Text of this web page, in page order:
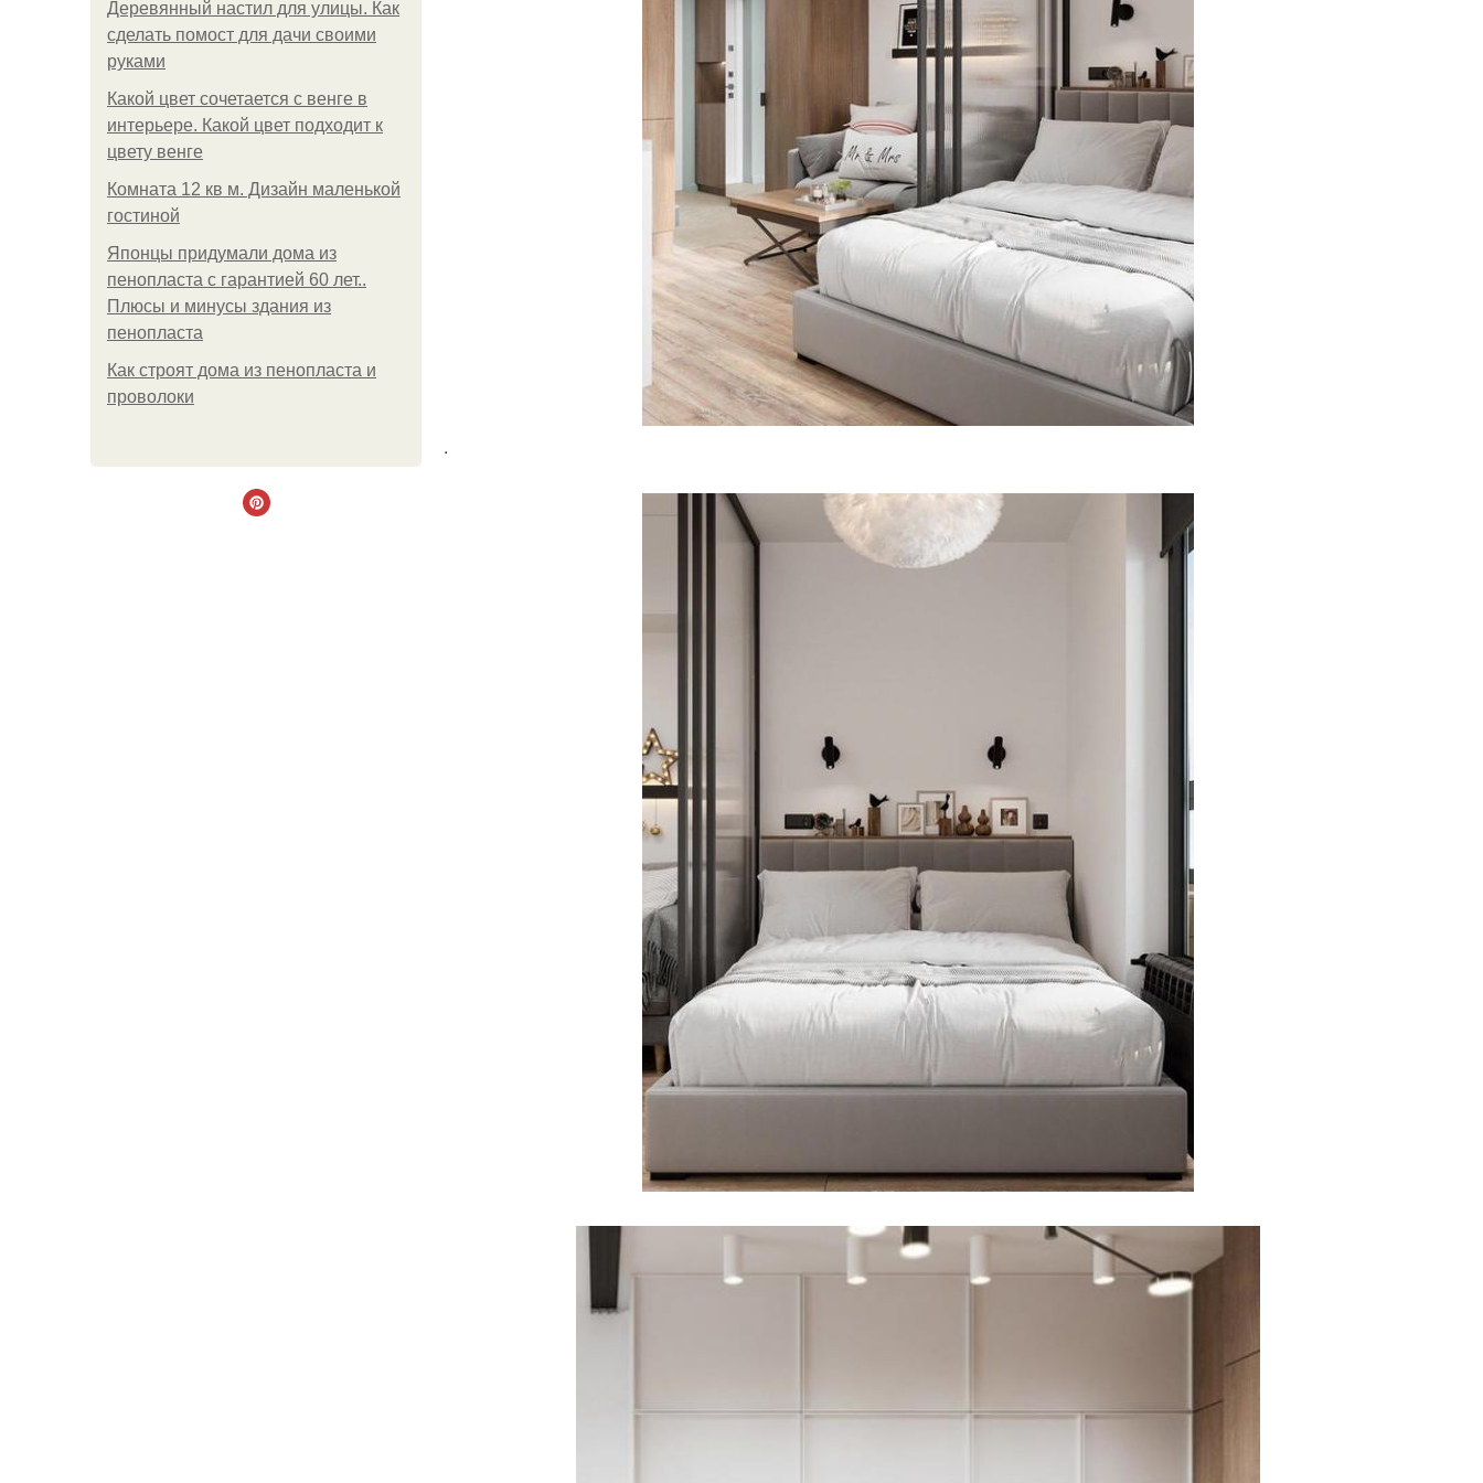
Деревянный настил для улицы. Как
сделать помост для дачи своими
руками
Какой цвет сочетается с венге в
интерьере. Какой цвет подходит к
цвету венге
Комната 12 кв м. Дизайн маленькой
гостиной
Японцы придумали дома из
пенопласта с гарантией 60 лет..
Плюсы и минусы здания из
пенопласта
Как строят дома из пенопласта и
проволоки
.